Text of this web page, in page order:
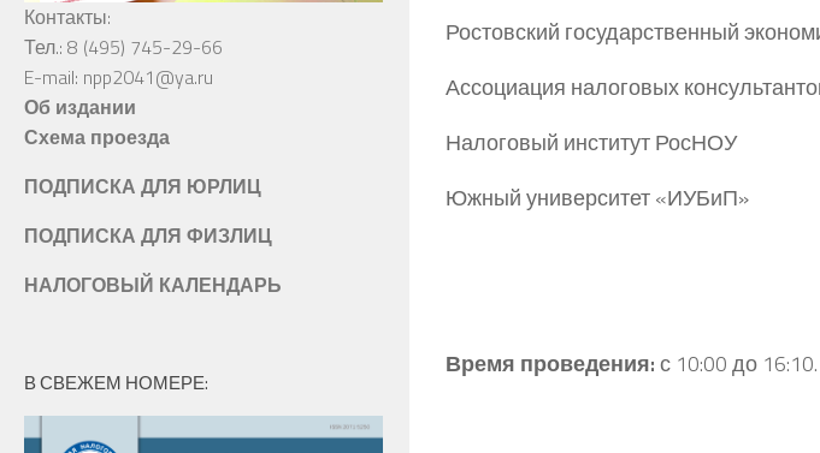
Ростовский государственный
Ассоциация налоговых
Налоговый институт РосНОУ
Южный университет «ИУБиП»
Время проведения:с 10:00 до 16:10.
Контакты:
Тел.: 8 (495) 745-29-66
E-mail: npp2041@ya.ru
Об издании
Схема проезда
ПОДПИСКА ДЛЯ ЮРЛИЦ
ПОДПИСКА ДЛЯ ФИЗЛИЦ
НАЛОГОВЫЙ КАЛЕНДАРЬ
В СВЕЖЕМ НОМЕРЕ: